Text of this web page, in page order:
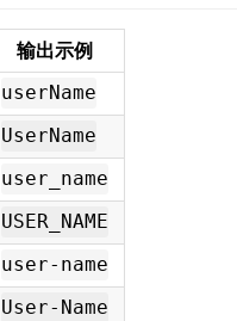
输出示例
userName
UserName
user_name
USER_NAME
user-name
User-Name